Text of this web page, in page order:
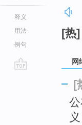
释义
用法
例句
[热
网
[